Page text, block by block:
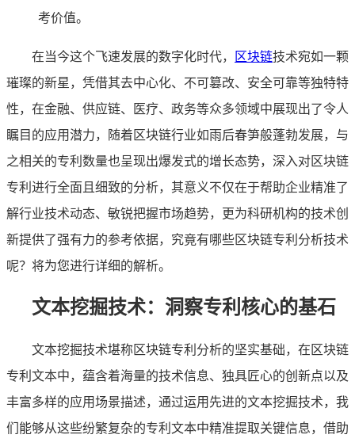
考价值。
在当今这个飞速发展的数字化时代， 区块链技术宛如一颗
璀璨的新星，凭借其去中心化、不可篡改、安全可靠等独特特
性，在金融、供应链、医疗、政务等众多领域中展现出了令人
瞩目的应用潜力，随着区块链行业如雨后春笋般蓬勃发展，与
之相关的专利数量也呈现出爆发式的增长态势，深入对区块链
专利进行全面且细致的分析，其意义不仅在于帮助企业精准了
解行业技术动态、敏锐把握市场趋势，更为科研机构的技术创
新提供了强有力的参考依据，究竟有哪些区块链专利分析技术
呢？将为您进行详细的解析。
文本挖掘技术：洞察专利核心的基石
文本挖掘技术堪称区块链专利分析的坚实基础，在区块链
专利文本中，蕴含着海量的技术信息、独具匠心的创新点以及
丰富多样的应用场景描述，通过运用先进的文本挖掘技术，我
们能够从这些纷繁复杂的专利文本中精准提取关键信息，借助